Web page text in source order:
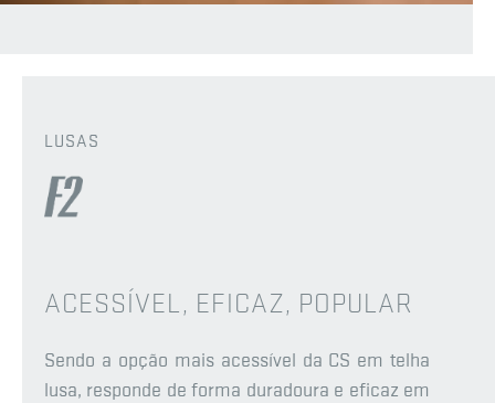
LUSAS
ACESSÍVEL, EFICAZ, POPULAR
Sendo a opção mais acessível da CS em telha
lusa, responde de forma duradoura e eficaz em